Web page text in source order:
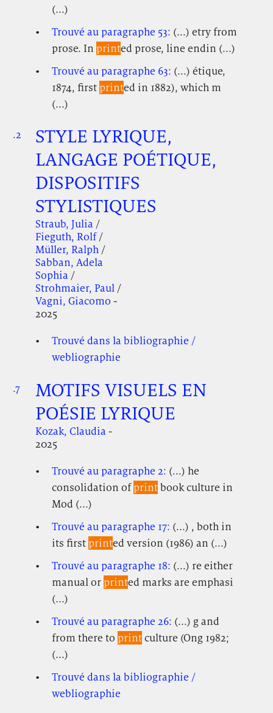
(...)
Trouvé au paragraphe 53: (...) etry from
prose. In printed prose, line endin (...)
Trouvé au paragraphe 63: (...) étique,
1874, first printed in 1882), which m
(...)
.2
STYLE LYRIQUE,
LANGAGE POÉTIQUE,
DISPOSITIFS
STYLISTIQUES
Straub, Julia/
Fieguth, Rolf/
Müller, Ralph/
Sabban, Adela
Sophia/
Strohmaier, Paul/
Vagni, Giacomo -
2025
Trouvé dans la bibliographie /
webliographie
.7.
MOTIFS VISUELS EN
POÉSIE LYRIQUE
Kozak, Claudia-
2025
Trouvé au paragraphe 2: (...) he
consolidation ofprintbook culture in
Mod (...)
Trouvé au paragraphe 17: (...) , both in
its first printed version (1986) an (...)
Trouvé au paragraphe 18: (...) re either
manual or printed marks are emphasi
(...)
Trouvé au paragraphe 26: (...) g and
from there to printculture (Ong 1982;
(...)
Trouvé dans la bibliographie /
webliographie